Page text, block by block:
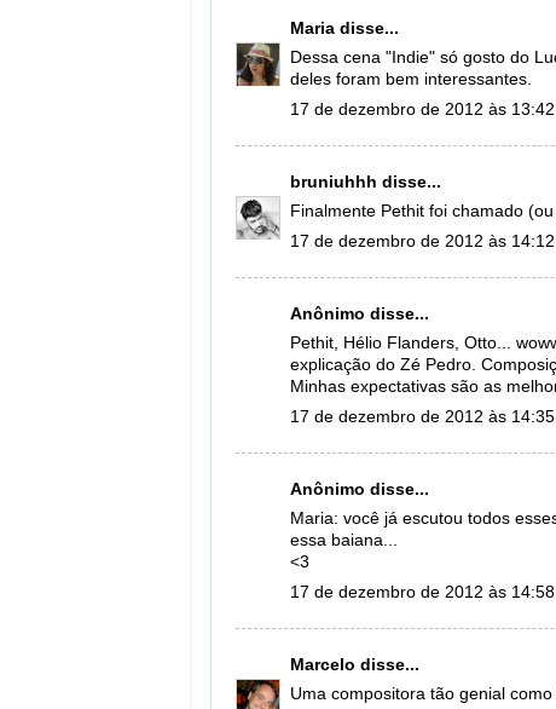
Maria disse...
Dessa cena "Indie" só gosto do
deles foram bem interessantes.
17 de dezembro de 2012 às 13:42
bruniuhhh disse...
Finalmente Pethit foi chamado
17 de dezembro de 2012 às 14:12
Anônimo disse...
Pethit, Hélio Flanders, Otto...
explicação do Zé Pedro.
Minhas expectativas são as
17 de dezembro de 2012 às 14:35
Anônimo disse...
Maria: você já escutou todos
essa baiana...
<3
17 de dezembro de 2012 às 14:58
Marcelo disse...
Uma compositora tão genial